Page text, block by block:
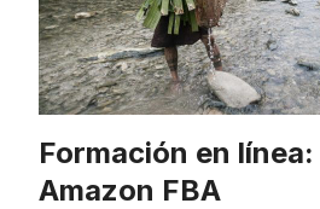
Formación en
Amazon FBA